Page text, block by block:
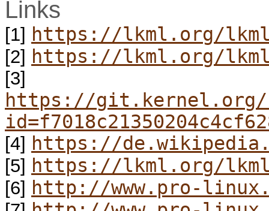
Links
[1] https://lkml.org/
[2] https://lkml.org/
[3]
https://git.kernel.org/
[4] https://
[5] https://lkml.org/
[6] http://www.pro-